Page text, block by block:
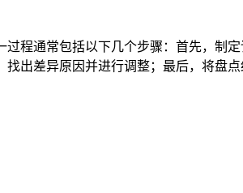
程通常包括以下几个步骤：首先，制
出差异原因并进行调整；最后，将盘